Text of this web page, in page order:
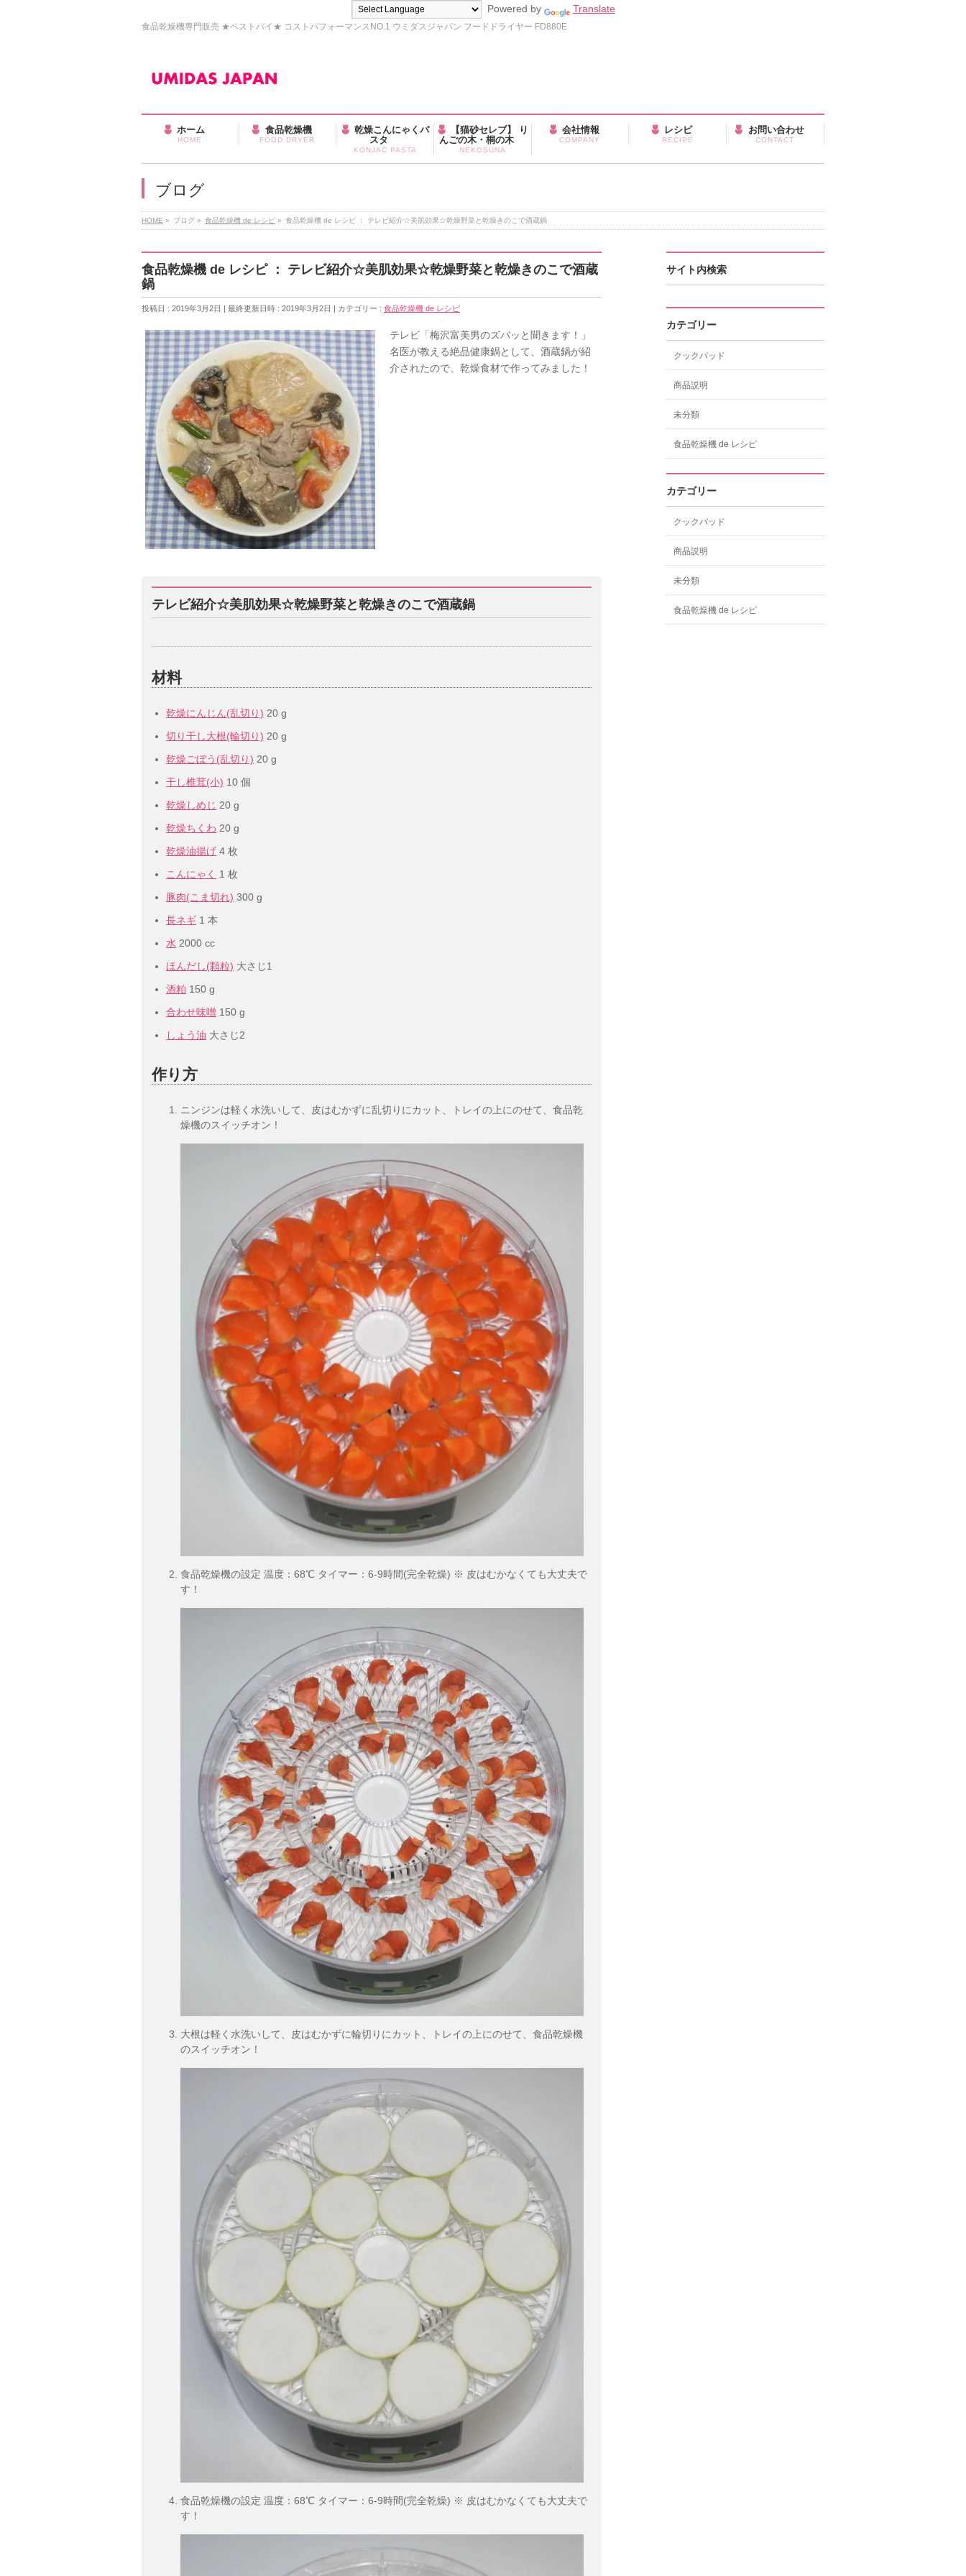
Powered by Translate
食品乾燥機専門販売 ★ベストバイ★ コストパフォーマンスNO.1 ウミダスジャパン フードドライヤー FD880E
ホーム
HOME
食品乾燥機
FOOD DRYER
乾燥こんにゃくパ
スタ
KONJAC PASTA
【猫砂セレブ】 り
んごの木・桐の木
NEKOSUNA
会社情報
COMPANY
レシピ
RECIPE
お問い合わせ
CONTACT
ブログ
HOME » ブログ » 食品乾燥機 de レシピ » 食品乾燥機 de レシピ ： テレビ紹介☆美肌効果☆乾燥野菜と乾燥きのこで酒蔵鍋
食品乾燥機 de レシピ ： テレビ紹介☆美肌効果☆乾燥野菜と乾燥きのこで酒蔵
鍋
投稿日 : 2019年3月2日 最終更新日時 : 2019年3月2日 カテゴリー : 食品乾燥機 de レシピ
テレビ「梅沢富美男のズバッと聞きます！」
名医が教える絶品健康鍋として、酒蔵鍋が紹
介されたので、乾燥食材で作ってみました！
テレビ紹介☆美肌効果☆乾燥野菜と乾燥きのこで酒蔵鍋
材料
乾燥にんじん(乱切り) 20 g
切り干し大根(輪切り) 20 g
乾燥ごぼう(乱切り) 20 g
干し椎茸(小) 10 個
乾燥しめじ 20 g
乾燥ちくわ 20 g
乾燥油揚げ 4 枚
こんにゃく
1 枚
豚肉(こま切れ) 300 g
長ネギ 1 本
水 2000 cc
ほんだし(顆粒) 大さじ1
酒粕 150 g
合わせ味噌 150 g
しょう油 大さじ2
作り方
ニンジンは軽く水洗いして、皮はむかずに乱切りにカット、トレイの上にのせて、食品乾
燥機のスイッチオン！
食品乾燥機の設定 温度：68℃ タイマー：6-9時間(完全乾燥) ※ 皮はむかなくても大丈夫で
す！
大根は軽く水洗いして、皮はむかずに輪切りにカット、トレイの上にのせて、食品乾燥機
のスイッチオン！
食品乾燥機の設定 温度：68℃ タイマー：6-9時間(完全乾燥) ※ 皮はむかなくても大丈夫で
す！
サイト内検索
カテゴリー
クックパッド
商品説明
未分類
食品乾燥機 de レシピ
カテゴリー
クックパッド
商品説明
未分類
食品乾燥機 de レシピ